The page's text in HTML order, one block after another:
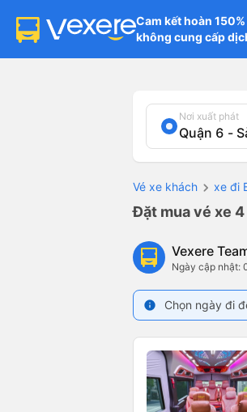
Cam kết hoàn
không cung cấp
Nơi xuất phát
Vé xe khách xe đi
Đặt mua vé xe
Vexere
Ngày cập nhật:
info Chọn ngày đi